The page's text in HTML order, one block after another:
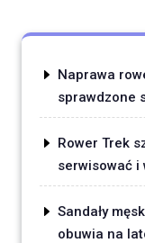
Naprawa
sprawdzone
Rower Trek
serwisować i
Sandały
obuwia na